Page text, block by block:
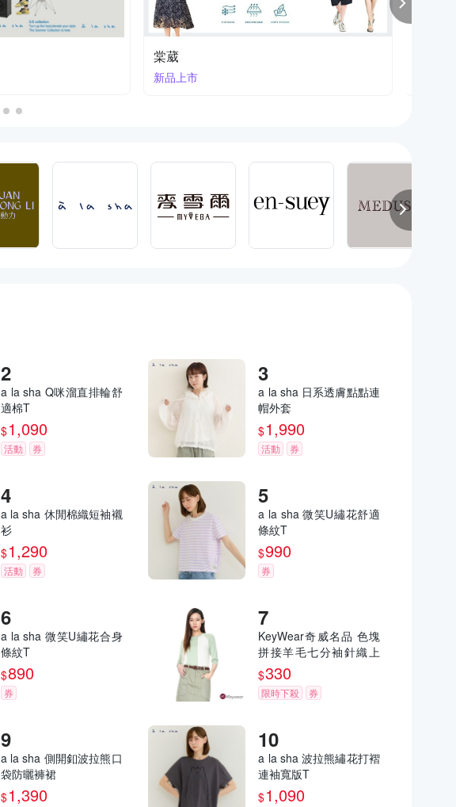
IRIS艾莉詩
夏季購物樂 2件7折
a la sha Q咪溜直排輪舒
適棉T
$1,090
活動 券
a la sha 日系透膚點點連
帽外套
$1,990
活動 券
a la sha 休閒棉織短袖襯
衫
$1,290
活動 券
a la sha 微笑U繡花舒適
條紋T
$990
券
a la sha 微笑U繡花合身
條紋T
$890
券
KeyWear奇威名品 色塊
拼接羊毛七分袖針織上
衣-淺綠色
$330
限時下殺 券
a la sha 側開釦波拉熊口
袋防曬褲裙
$1,390
a la sha 波拉熊繡花打褶
連袖寬版T
$1,090